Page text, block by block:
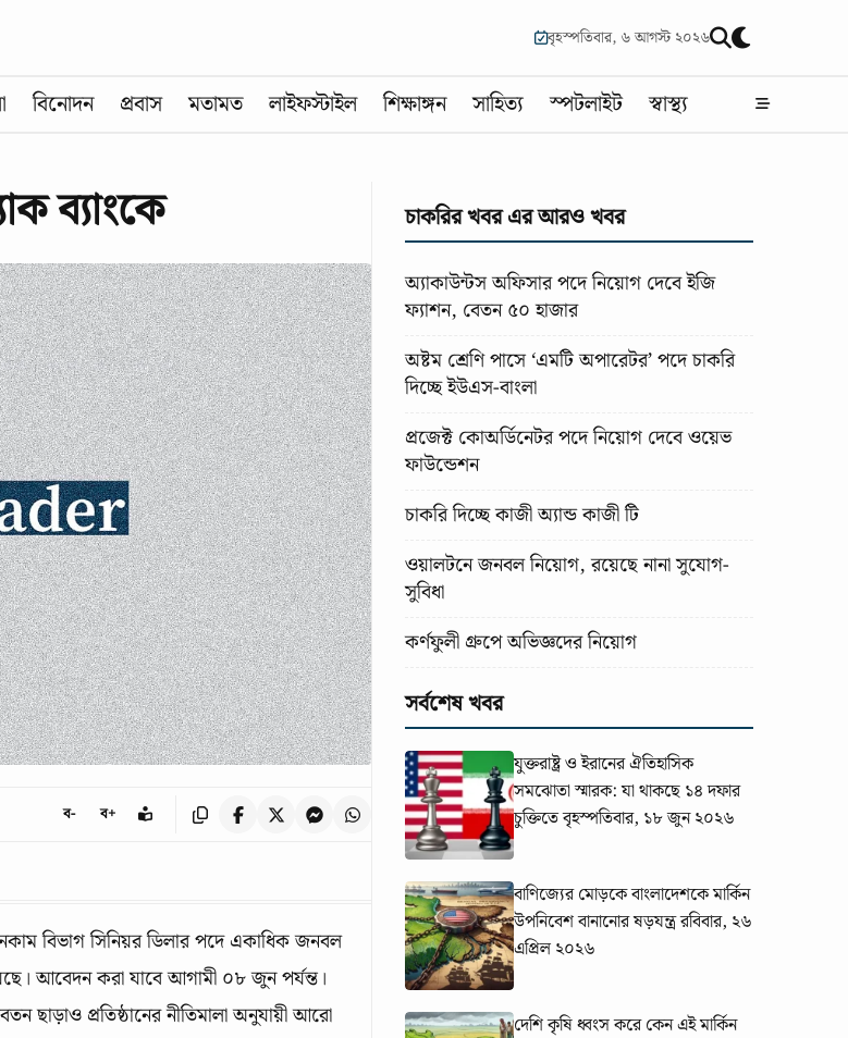
বৃহস্পতিবার, ৬ আগস্ট ২০২৬
বিনোদন প্রবাস মতামত লাইফস্টাইল শিক্ষাঙ্গন সাহিত্য স্পটলাইট স্বাস্থ্য
ব্যাংকে
ব- ব+
বিভাগ সিনিয়র ডিলার পদে একাধিক জনবল
আবেদন করা যাবে আগামী ০৮ জুন পর্যন্ত।
ছাড়াও প্রতিষ্ঠানের নীতিমালা অনুযায়ী আরো
চাকরির খবর এর আরও খবর
অ্যাকাউন্টস অফিসার পদে নিয়োগ দেবে ইজি
ফ্যাশন, বেতন ৫০ হাজার
অষ্টম শ্রেণি পাসে ‘এমটি অপারেটর’ পদে চাকরি
দিচ্ছে ইউএস-বাংলা
প্রজেক্ট কোঅর্ডিনেটর পদে নিয়োগ দেবে ওয়েভ
ফাউন্ডেশন
চাকরি দিচ্ছে কাজী অ্যান্ড কাজী টি
ওয়ালটনে জনবল নিয়োগ, রয়েছে নানা সুযোগ-
সুবিধা
কর্ণফুলী গ্রুপে অভিজ্ঞদের নিয়োগ
সর্বশেষ খবর
যুক্তরাষ্ট্র ও ইরানের ঐতিহাসিক
সমঝোতা স্মারক: যা থাকছে ১৪ দফার
চুক্তিতেবৃহস্পতিবার, ১৮ জুন ২০২৬
বাণিজ্যের মোড়কে বাংলাদেশকে মার্কিন
উপনিবেশ বানানোর ষড়যন্ত্ররবিবার, ২৬
এপ্রিল ২০২৬
দেশি কৃষি ধ্বংস করে কেন এই মার্কিন